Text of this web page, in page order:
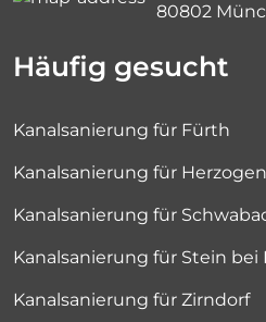
80802
Häufig gesucht
Kanalsanierung für Fürth
Kanalsanierung für
Kanalsanierung für
Kanalsanierung für Stein bei
Kanalsanierung für Zirndorf